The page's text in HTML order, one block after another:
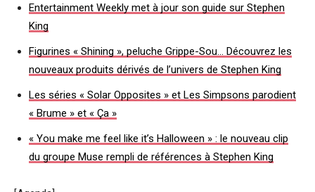
Entertainment Weekly met à jour son guide sur Stephen
King
Figurines « Shining », peluche Grippe-Sou… Découvrez les
nouveaux produits dérivés de l’univers de Stephen King
Les séries « Solar Opposites » et Les Simpsons parodient
« Brume » et « Ça »
« You make me feel like it’s Halloween » : le nouveau clip
du groupe Muse rempli de références à Stephen King